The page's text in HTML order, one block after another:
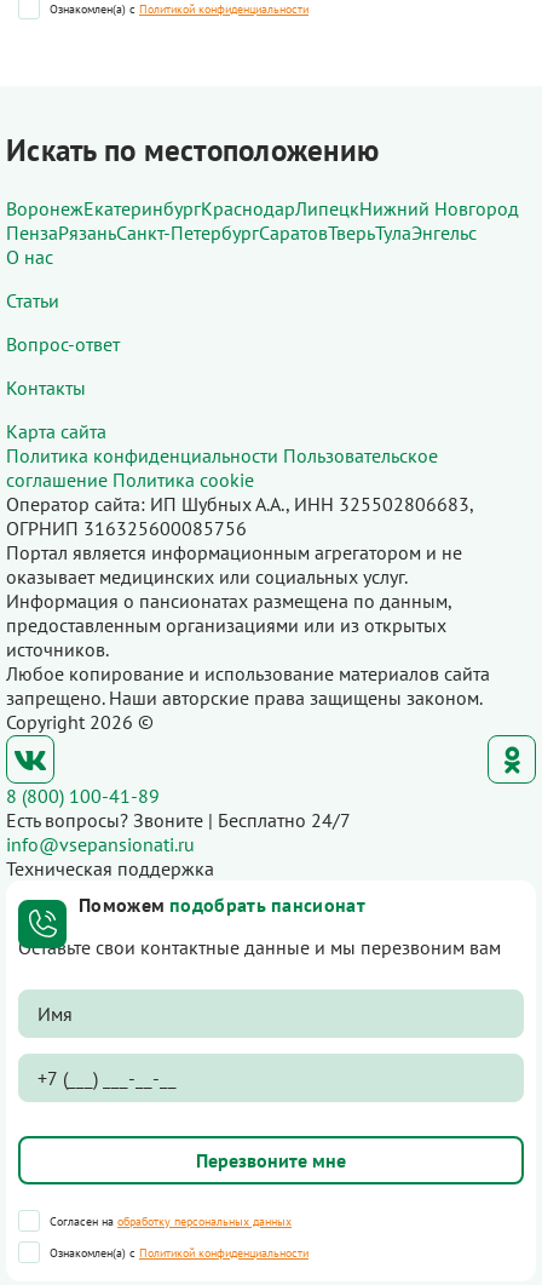
Ознакомлен(а) с Политикой конфиденциальности
Искать по местоположению
ВоронежЕкатеринбургКраснодарЛипецкНижний Новгород
ПензаРязаньСанкт-ПетербургСаратовТверьТулаЭнгельс
О нас
Статьи
Вопрос-ответ
Контакты
Карта сайта
Политика конфиденциальности Пользовательское
соглашение Политика cookie
Оператор сайта: ИП Шубных А.А., ИНН 325502806683,
ОГРНИП 316325600085756
Портал является информационным агрегатором и не
оказывает медицинских или социальных услуг.
Информация о пансионатах размещена по данным,
предоставленным организациями или из открытых
источников.
Любое копирование и использование материалов сайта
запрещено. Наши авторские права защищены законом.
Copyright 2026 ©
8 (800) 100-41-89
Есть вопросы? Звоните | Бесплатно 24/7
info@vsepansionati.ru
Техническая поддержка
Поможем подобрать пансионат
Оставьте свои контактные данные и мы перезвоним вам
Согласен на обработку персональных данных
Ознакомлен(а) с Политикой конфиденциальности